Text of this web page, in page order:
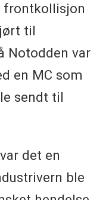
frontkollisjon
til
Notodden var
en MC som
sendt til
det en
ble